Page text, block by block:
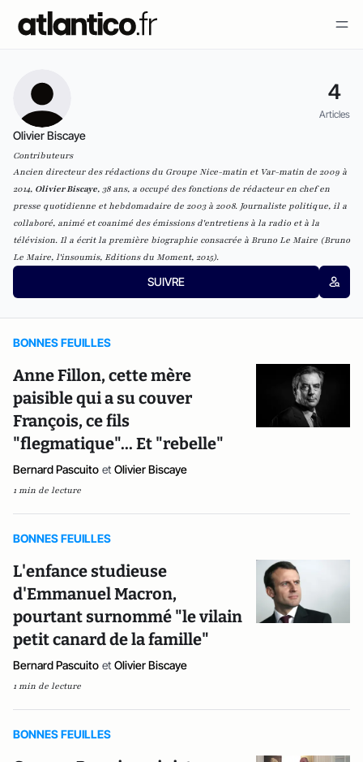
4
Articles
Olivier Biscaye
Contributeurs
Ancien directeur des rédactions du Groupe Nice-matin et Var-matin de 2009 à
2014, Olivier Biscaye, 38 ans, a occupé des fonctions de rédacteur en chef en
presse quotidienne et hebdomadaire de 2003 à 2008. Journaliste politique, il a
collaboré, animé et coanimé des émissions d'entretiens à la radio et à la
télévision. Il a écrit la première biographie consacrée à Bruno Le Maire (Bruno
Le Maire, l'insoumis, Editions du Moment, 2015).
SUIVRE
BONNES FEUILLES
Anne Fillon, cette mère
paisible qui a su couver
François, ce fils
"flegmatique"... Et "rebelle"
Bernard Pascuito et Olivier Biscaye
1 min de lecture
BONNES FEUILLES
L'enfance studieuse
d'Emmanuel Macron,
pourtant surnommé "le vilain
petit canard de la famille"
Bernard Pascuito et Olivier Biscaye
1 min de lecture
BONNES FEUILLES